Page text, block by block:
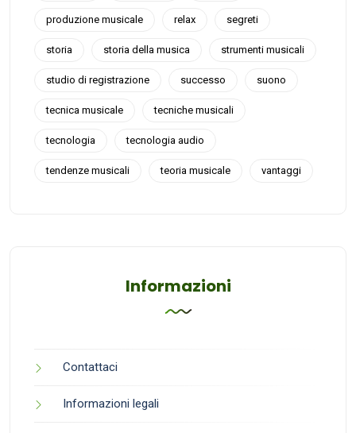
produzione musicale relax segreti
storia storia della musica strumenti musicali
studio di registrazione successo suono
tecnica musicale tecniche musicali
tecnologia tecnologia audio
tendenze musicali teoria musicale vantaggi
Informazioni
Contattaci
Informazioni legali